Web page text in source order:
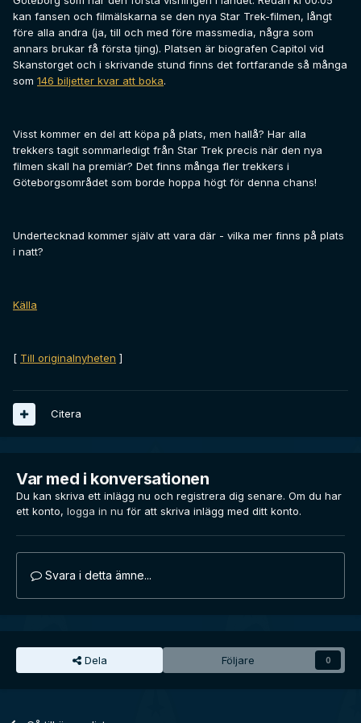
kan fansen och filmälskarna se den nya Star Trek-filmen, långt
före alla andra (ja, till och med före massmedia, några som
annars brukar få första tjing). Platsen är biografen Capitol vid
Skanstorget och i skrivande stund finns det fortfarande så många
som 146 biljetter kvar att boka.
Visst kommer en del att köpa på plats, men hallå? Har alla
trekkers tagit sommarledigt från Star Trek precis när den nya
filmen skall ha premiär? Det finns många fler trekkers i
Göteborgsområdet som borde hoppa högt för denna chans!
Undertecknad kommer själv att vara där - vilka mer finns på plats
i natt?
Källa
[ Till originalnyheten ]
Citera
Var med i konversationen
Du kan skriva ett inlägg nu och registrera dig senare. Om du har
ett konto, logga in nu för att skriva inlägg med ditt konto.
Svara i detta ämne...
Dela Följare 0